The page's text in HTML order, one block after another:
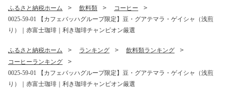
ふるさと納税ホーム 飲料類
コーヒー
0025-59-01 【カフェバッハグループ限定】豆・グアテマラ・ゲイシャ（浅煎
り）｜赤富士珈琲｜利き珈琲チャンピオン厳選
ふるさと納税ホーム ランキング
飲料類ランキング
コーヒーランキング
0025-59-01 【カフェバッハグループ限定】豆・グアテマラ・ゲイシャ（浅煎
り）｜赤富士珈琲｜利き珈琲チャンピオン厳選